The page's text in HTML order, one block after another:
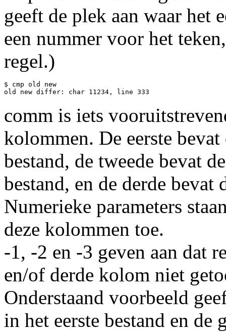
geeft de plek aan waar het
een nummer voor het
regel.)
$ cmp old new
comm is iets
kolommen. De eerste
bestand, de tweede bevat
bestand, en de derde bevat
Numerieke parameters
deze kolommen toe.
-1, -2 en -3 geven aan dat
en/of derde kolom niet
Onderstaand voorbeeld
in het eerste bestand en de